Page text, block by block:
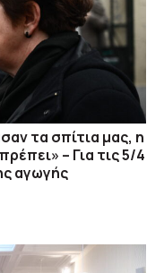
τα σπίτια μας, η
– Για τις 5/4
αγωγής